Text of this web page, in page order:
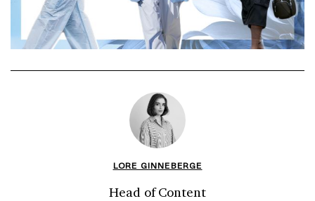
LORE GINNEBERGE
Head of Content